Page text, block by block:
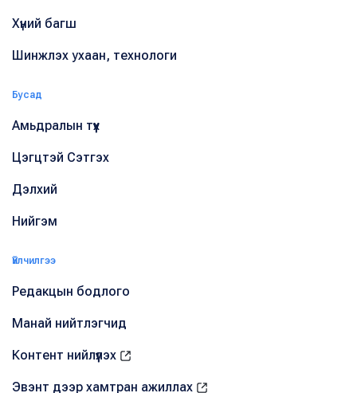
Хүний багш
Шинжлэх ухаан, технологи
Бусад
Амьдралын түүх
Цэгцтэй Сэтгэх
Дэлхий
Нийгэм
Үйлчилгээ
Редакцын бодлого
Манай нийтлэгчид
Контент нийлүүлэх
Эвэнт дээр хамтран ажиллах